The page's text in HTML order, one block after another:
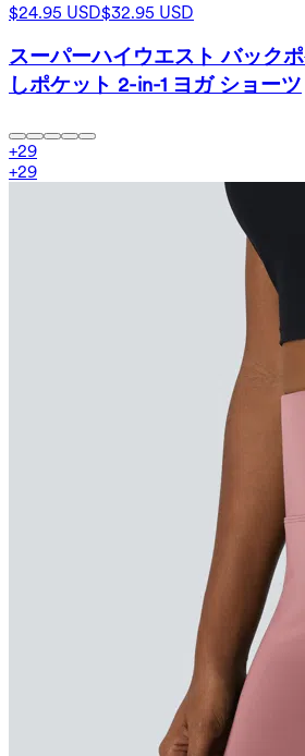
$24.95 USD$32.95 USD
スーパーハイウエスト バック
しポケット 2-in-1 ヨガ ショーツ
+29
+29